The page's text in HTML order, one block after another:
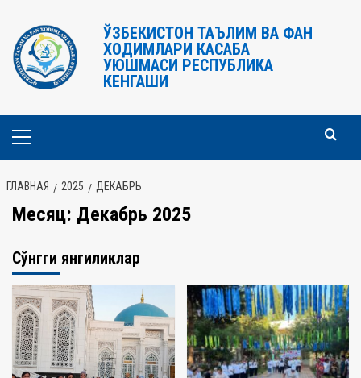
содержимому
ЎЗБЕКИСТОН ТАЪЛИМ ВА ФАН
ХОДИМЛАРИ КАСАБА
УЮШМАСИ РЕСПУБЛИКА
КЕНГАШИ
Основное
ГЛАВНАЯ 2025 ДЕКАБРЬ
Месяц: Декабрь 2025
Сўнгги янгиликлар